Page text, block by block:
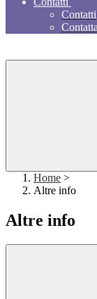
Contatti
Home >
Altre info
Altre info